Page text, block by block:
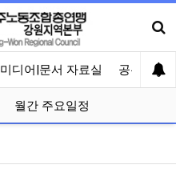
미디어|문서 자료실 공유게시
월간 주요일정